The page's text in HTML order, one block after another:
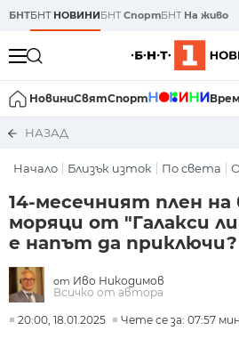
БНТБНТ НОВИНИБНТСпортБНТ На живо
НовиниСвятСпорт
НАЗАД
Начало Близък изток По света
14-месечният плен на
моряци от "Галакси
е напът да приключи?
от Иво Никодимов
Всичко от автора
20:00, 18.01.2025 Чете се за: 07:57